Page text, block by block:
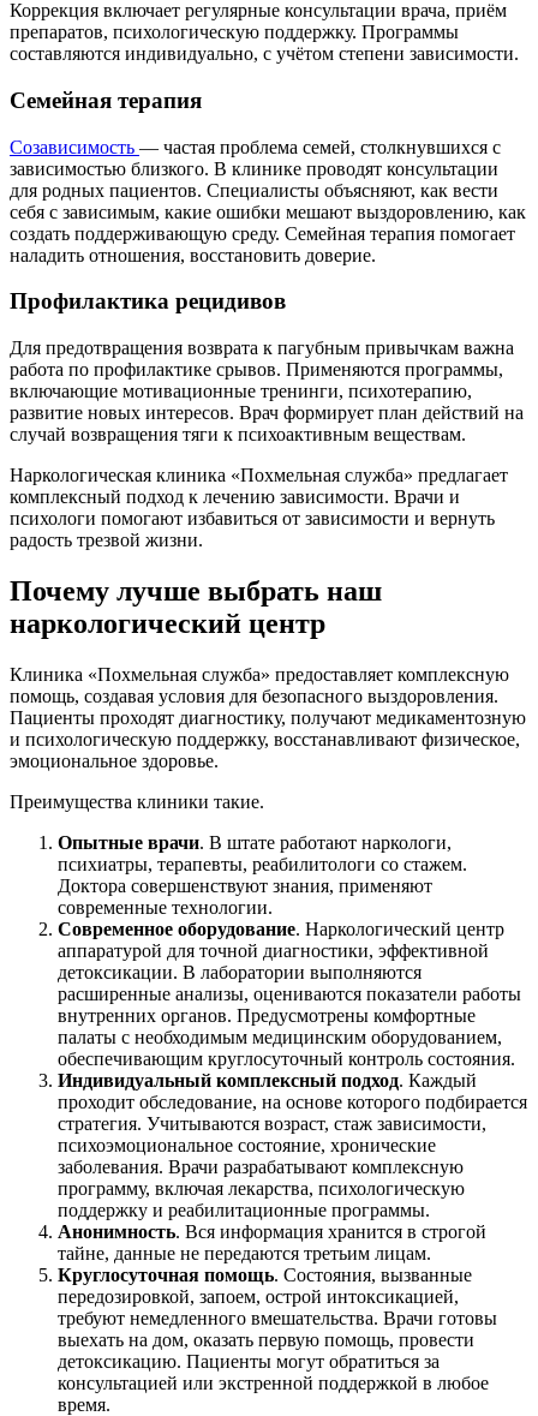
Коррекция включает регулярные консультации врача, приём
препаратов, психологическую поддержку. Программы
составляются индивидуально, с учётом степени зависимости.
Семейная терапия
Созависимость — частая проблема семей, столкнувшихся с
зависимостью близкого. В клинике проводят консультации
для родных пациентов. Специалисты объясняют, как вести
себя с зависимым, какие ошибки мешают выздоровлению, как
создать поддерживающую среду. Семейная терапия помогает
наладить отношения, восстановить доверие.
Профилактика рецидивов
Для предотвращения возврата к пагубным привычкам важна
работа по профилактике срывов. Применяются программы,
включающие мотивационные тренинги, психотерапию,
развитие новых интересов. Врач формирует план действий на
случай возвращения тяги к психоактивным веществам.
Наркологическая клиника «Похмельная служба» предлагает
комплексный подход к лечению зависимости. Врачи и
психологи помогают избавиться от зависимости и вернуть
радость трезвой жизни.
Почему лучше выбрать наш
наркологический центр
Клиника «Похмельная служба» предоставляет комплексную
помощь, создавая условия для безопасного выздоровления.
Пациенты проходят диагностику, получают медикаментозную
и психологическую поддержку, восстанавливают физическое,
эмоциональное здоровье.
Преимущества клиники такие.
Опытные врачи. В штате работают наркологи,
психиатры, терапевты, реабилитологи со стажем.
Доктора совершенствуют знания, применяют
современные технологии.
Современное оборудование. Наркологический центр
аппаратурой для точной диагностики, эффективной
детоксикации. В лаборатории выполняются
расширенные анализы, оцениваются показатели работы
внутренних органов. Предусмотрены комфортные
палаты с необходимым медицинским оборудованием,
обеспечивающим круглосуточный контроль состояния.
Индивидуальный комплексный подход. Каждый
проходит обследование, на основе которого подбирается
стратегия. Учитываются возраст, стаж зависимости,
психоэмоциональное состояние, хронические
заболевания. Врачи разрабатывают комплексную
программу, включая лекарства, психологическую
поддержку и реабилитационные программы.
Анонимность. Вся информация хранится в строгой
тайне, данные не передаются третьим лицам.
Круглосуточная помощь. Состояния, вызванные
передозировкой, запоем, острой интоксикацией,
требуют немедленного вмешательства. Врачи готовы
выехать на дом, оказать первую помощь, провести
детоксикацию. Пациенты могут обратиться за
консультацией или экстренной поддержкой в любое
время.